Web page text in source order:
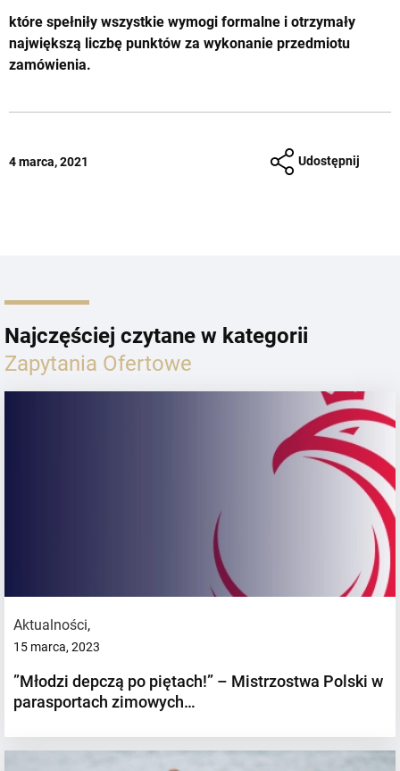
które spełniły wszystkie wymogi formalne i otrzymały
największą liczbę punktów za wykonanie przedmiotu
zamówienia.
4 marca, 2021 Udostępnij
Najczęściej czytane w kategorii
Zapytania Ofertowe
Aktualności,
15 marca, 2023
”Młodzi depczą po piętach!” – Mistrzostwa Polski w
parasportach zimowych…